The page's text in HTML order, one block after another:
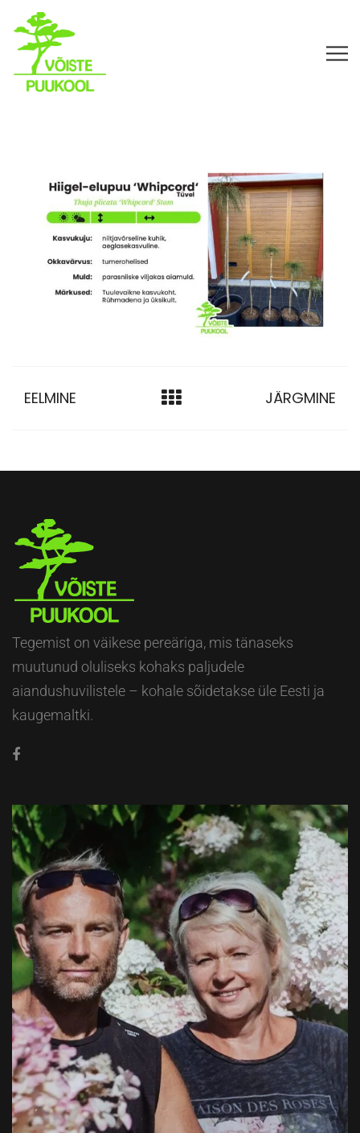
EELMINE JÄRGMINE
Tegemist on väikese pereäriga, mis tänaseks
muutunud oluliseks kohaks paljudele
aiandushuvilistele – kohale sõidetakse üle Eesti ja
kaugemaltki.